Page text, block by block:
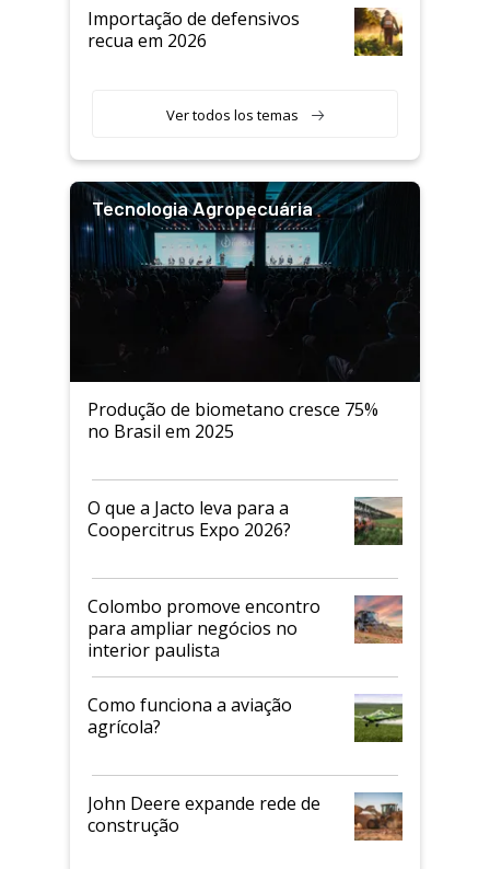
Importação de defensivos
recua em 2026
Ver todos los temas
Tecnologia Agropecuária
Produção de biometano cresce 75%
no Brasil em 2025
O que a Jacto leva para a
Coopercitrus Expo 2026?
Colombo promove encontro
para ampliar negócios no
interior paulista
Como funciona a aviação
agrícola?
John Deere expande rede de
construção